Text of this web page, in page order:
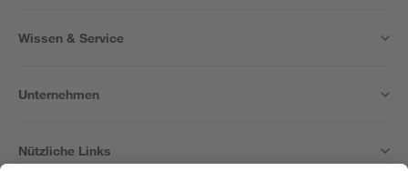
Wissen & Service
Unternehmen
Nützliche Links